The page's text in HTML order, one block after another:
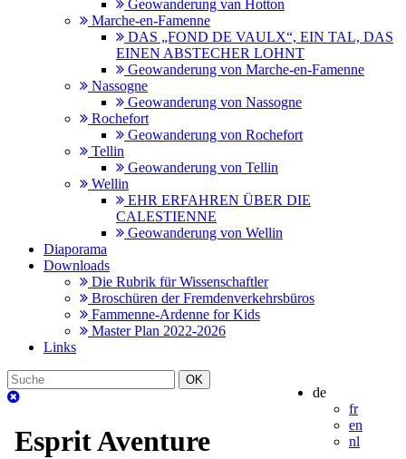
Geowanderung van Hotton
Marche-en-Famenne
DAS „FOND DE VAULX“, EIN TAL, DAS
EINEN ABSTECHER LOHNT
Geowanderung von Marche-en-Famenne
Nassogne
Geowanderung von Nassogne
Rochefort
Geowanderung von Rochefort
Tellin
Geowanderung von Tellin
Wellin
EHR ERFAHREN ÜBER DIE
CALESTIENNE
Geowanderung von Wellin
Diaporama
Downloads
Die Rubrik für Wissenschaftler
Broschüren der Fremdenverkehrsbüros
Fammenne-Ardenne for Kids
Master Plan 2022-2026
Links
de
fr
en
nl
OK
Esprit Aventure